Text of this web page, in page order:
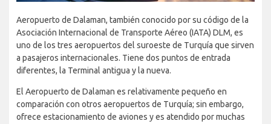
Aeropuerto de Dalaman, también conocido por su código de la
Asociación Internacional de Transporte Aéreo (IATA) DLM, es
uno de los tres aeropuertos del suroeste de Turquía que sirven
a pasajeros internacionales. Tiene dos puntos de entrada
diferentes, la Terminal antigua y la nueva.
El Aeropuerto de Dalaman es relativamente pequeño en
comparación con otros aeropuertos de Turquía; sin embargo,
ofrece estacionamiento de aviones y es atendido por muchas